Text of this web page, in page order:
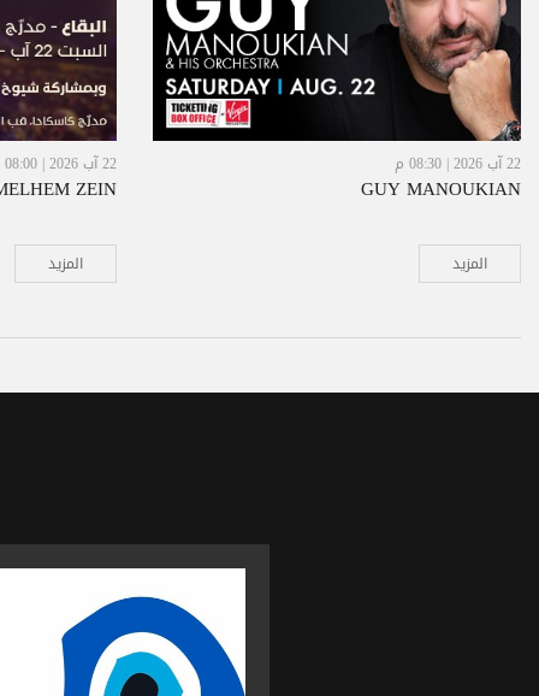
22 آب 2026 | 08:30 م
GUY MANOUKIAN
المزيد
22 آب 2026 | 08:00 م
ZEIN
المزيد